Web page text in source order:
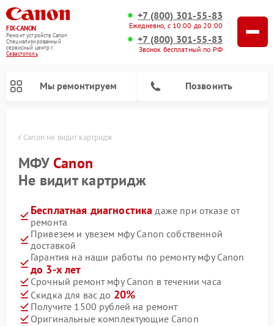
FIX-CANON
Ремонт устройств Canon
Специализированный
cервисный центр г.
Севастополь
+7 (800) 301-55-83
Ежедневно, с 10:00 до 20:00
+7 (800) 301-55-83
Звонок бесплатный по РФ
Мы ремонтируем Позвонить
МФУ Canon не видит картридж
МФУ Canon
Не видит картридж
Бесплатная диагностика даже при отказе от
ремонта
Привезем и увезем мфу Canon собственной
доставкой
Гарантия на наши работы по ремонту мфу Canon
до 3-х лет
Срочный ремонт мфу Canon в течении часа
Скидка для вас до 20%
Получите 1500 рублей на ремонт
Оригинальные комплектующие Canon